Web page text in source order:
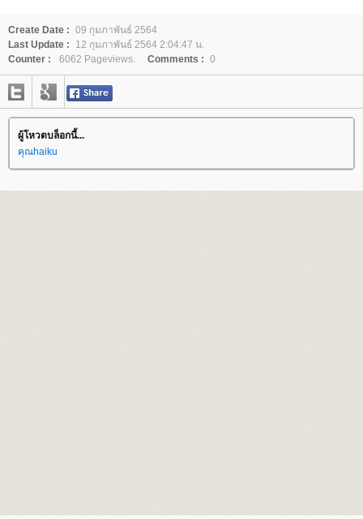
Create Date : 09 กุมภาพันธ์ 2564
Last Update :
12 กุมภาพันธ์ 2564 2:04:47 น.
Counter :
6062 Pageviews. Comments : 0
ผู้โหวตบล็อกนี้...
คุณhaiku